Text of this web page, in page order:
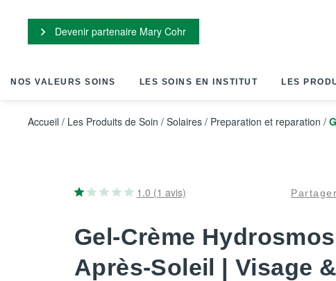
Devenir partenaire Mary Cohr
NOS VALEURS SOINS LES SOINS EN INSTITUT LES
Accueil / Les Produits de Soin / Solaires / Preparation et reparation /
1.0 (1 avis) Partager
Gel-Crème
Après-Soleil | Visage &